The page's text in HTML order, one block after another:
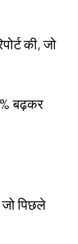
की, जो
बढ़कर
पिछले